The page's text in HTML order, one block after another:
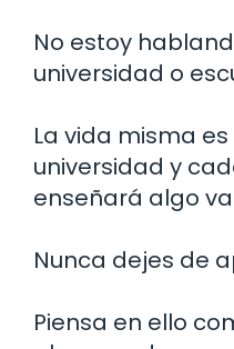
No estoy
universidad o
La vida misma
universidad y
enseñará algo
Nunca dejes de
Piensa en ello